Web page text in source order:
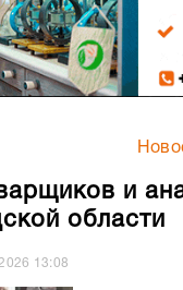
и
области
13:08